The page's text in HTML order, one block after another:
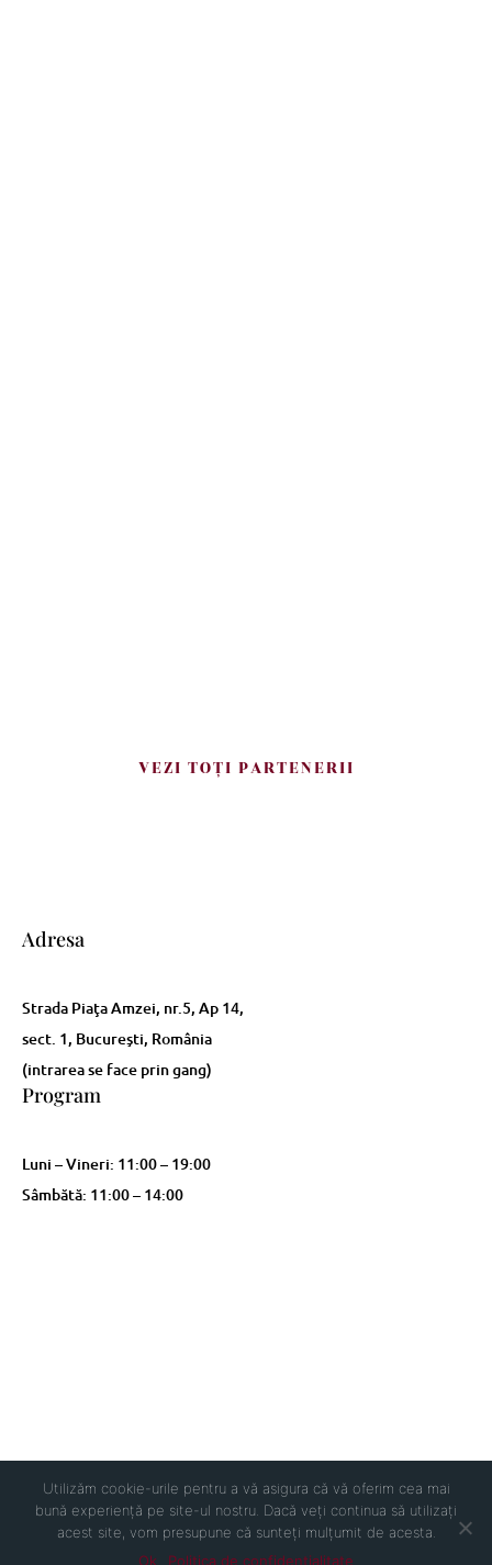
VEZI TOŢI PARTENERII
Adresa
Strada Piaţa Amzei, nr.5, Ap 14,
sect. 1, Bucureşti, România
(intrarea se face prin gang)
ACHIZIŢII ÎN RATE
Urmărește
Program
Luni – Vineri: 11:00 – 19:00
Sâmbătă: 11:00 – 14:00
Alexandra's Gallery © 2019. Toate drepturile rezervate.
Utilizăm cookie-urile pentru a vă asigura că vă oferim cea mai
bună experiență pe site-ul nostru. Dacă veți continua să utilizați
acest site, vom presupune că sunteți mulțumit de acesta.
Ok
Politica de confidentialitate